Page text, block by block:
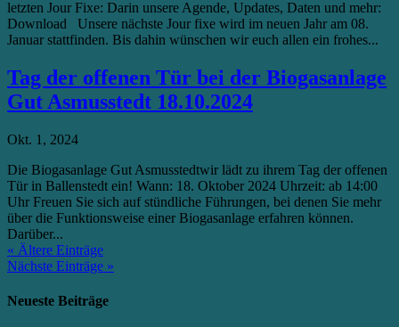
letzten Jour Fixe: Darin unsere Agende, Updates, Daten und mehr:
Download Unsere nächste Jour fixe wird im neuen Jahr am 08.
Januar stattfinden. Bis dahin wünschen wir euch allen ein frohes...
Tag der offenen Tür bei der Biogasanlage
Gut Asmusstedt 18.10.2024
Okt. 1, 2024
Die Biogasanlage Gut Asmusstedtwir lädt zu ihrem Tag der offenen
Tür in Ballenstedt ein! Wann: 18. Oktober 2024 Uhrzeit: ab 14:00
Uhr Freuen Sie sich auf stündliche Führungen, bei denen Sie mehr
über die Funktionsweise einer Biogasanlage erfahren können.
Darüber...
« Ältere Einträge
Nächste Einträge »
Neueste Beiträge